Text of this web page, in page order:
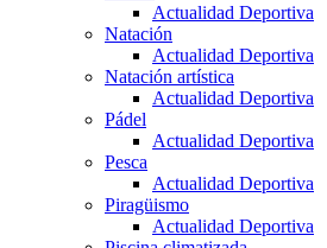
Actualidad Deportiva
Natación
Actualidad Deportiva
Natación artística
Actualidad Deportiva
Pádel
Actualidad Deportiva
Pesca
Actualidad Deportiva
Piragüismo
Actualidad Deportiva